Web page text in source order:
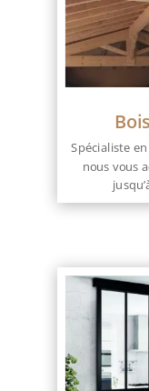
Spécialiste
nous vous